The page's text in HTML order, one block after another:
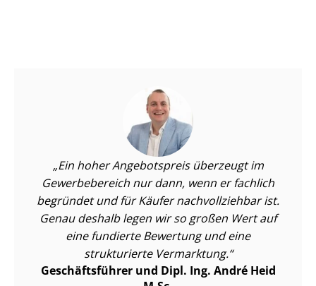
Ein hoher Angebotspreis überzeugt im
Gewerbebereich nur dann, wenn er fachlich
begründet und für Käufer nachvollziehbar ist.
Genau deshalb legen wir so großen Wert auf
eine fundierte Bewertung und eine
strukturierte Vermarktung.
Geschäftsführer und Dipl. Ing. André Heid